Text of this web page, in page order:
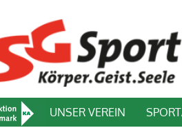
UNSER VEREIN